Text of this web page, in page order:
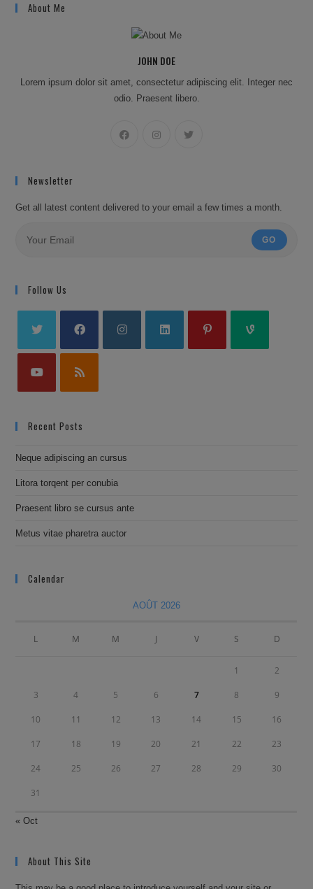
About Me
JOHN DOE
Lorem ipsum dolor sit amet, consectetur adipiscing elit. Integer nec
odio. Praesent libero.
Newsletter
Get all latest content delivered to your email a few times a month.
GO
Follow Us
Recent Posts
Neque adipiscing an cursus
Litora torqent per conubia
Praesent libro se cursus ante
Metus vitae pharetra auctor
Calendar
AOÛT 2026
L M M J V S D
1 2
3 4 5 6 7 8 9
10 11 12 13 14 15 16
17 18 19 20 21 22 23
24 25 26 27 28 29 30
31
« Oct
About This Site